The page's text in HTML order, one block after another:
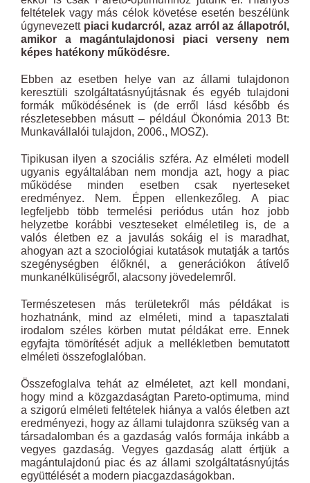
feltételek vagy más célok követése esetén beszélünk
úgynevezett piaci kudarcról, azaz arról az állapotról,
amikor a magántulajdonosi piaci verseny nem
képes hatékony működésre.
Ebben az esetben helye van az állami tulajdonon
keresztüli szolgáltatásnyújtásnak és egyéb tulajdoni
formák működésének is (de erről lásd később és
részletesebben másutt – például Ökonómia 2013 Bt:
Munkavállalói tulajdon, 2006., MOSZ).
Tipikusan ilyen a szociális szféra. Az elméleti modell
ugyanis egyáltalában nem mondja azt, hogy a piac
működése minden esetben csak nyerteseket
eredményez. Nem. Éppen ellenkezőleg. A piac
legfeljebb több termelési periódus után hoz jobb
helyzetbe korábbi veszteseket elméletileg is, de a
valós életben ez a javulás sokáig el is maradhat,
ahogyan azt a szociológiai kutatások mutatják a tartós
szegénységben élőknél, a generációkon átívelő
munkanélküliségről, alacsony jövedelemről.
Természetesen más területekről más példákat is
hozhatnánk, mind az elméleti, mind a tapasztalati
irodalom széles körben mutat példákat erre. Ennek
egyfajta tömörítését adjuk a mellékletben bemutatott
elméleti összefoglalóban.
Összefoglalva tehát az elméletet, azt kell mondani,
hogy mind a közgazdaságtan Pareto-optimuma, mind
a szigorú elméleti feltételek hiánya a valós életben azt
eredményezi, hogy az állami tulajdonra szükség van a
társadalomban és a gazdaság valós formája inkább a
vegyes gazdaság. Vegyes gazdaság alatt értjük a
magántulajdonú piac és az állami szolgáltatásnyújtás
együttélését a modern piacgazdaságokban.